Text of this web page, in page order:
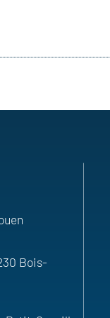
Bois-